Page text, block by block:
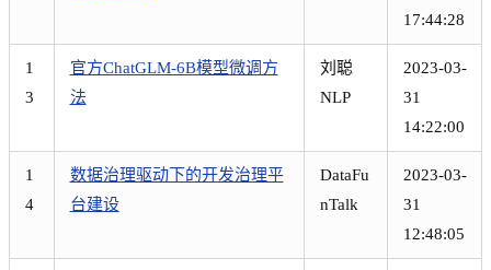
17:44:28
1
3
官方ChatGLM-6B模型微调方
法
刘聪
NLP
2023-03-
31
14:22:00
1
4
数据治理驱动下的开发治理平
台建设
DataFu
nTalk
2023-03-
31
12:48:05